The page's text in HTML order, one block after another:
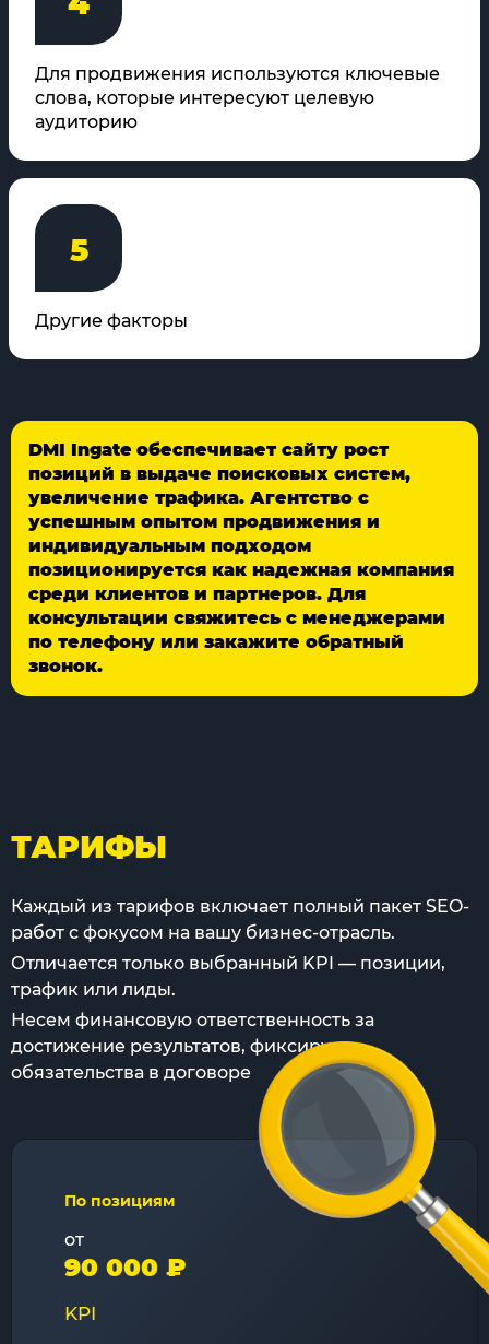
Для продвижения используются ключевые
слова, которые интересуют целевую
аудиторию
5
Другие факторы
DMI Ingate обеспечивает сайту рост
позиций в выдаче поисковых систем,
увеличение трафика. Агентство с
успешным опытом продвижения и
индивидуальным подходом
позиционируется как надежная компания
среди клиентов и партнеров. Для
консультации свяжитесь с менеджерами
по телефону или закажите обратный
звонок.
ТАРИФЫ
Каждый из тарифов включает полный пакет SEO-
работ с фокусом на вашу бизнес-отрасль.
Отличается только выбранный KPI — позиции,
трафик или лиды.
Несем финансовую ответственность за
достижение результатов, фиксируя
обязательства в договоре
По позициям
от
90 000 ₽
KPI